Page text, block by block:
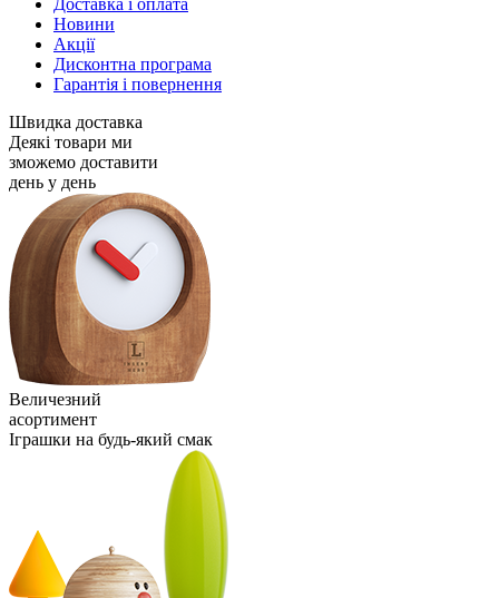
Доставка і оплата
Новини
Акції
Дисконтна програма
Гарантія і повернення
Швидка доставка
Деякі товари ми
зможемо доставити
день у день
Величезний
асортимент
Іграшки на будь-який смак